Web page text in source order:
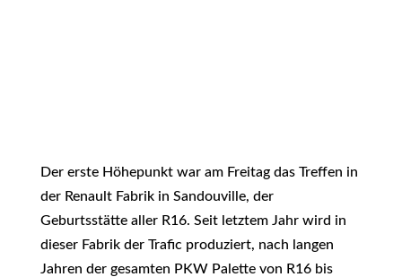
Der erste Höhepunkt war am Freitag das Treffen in
der Renault Fabrik in Sandouville, der
Geburtsstätte aller R16. Seit letztem Jahr wird in
dieser Fabrik der Trafic produziert, nach langen
Jahren der gesamten PKW Palette von R16 bis